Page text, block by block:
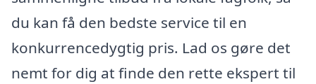
du kan få den bedste service til en
konkurrencedygtig pris. Lad os gøre det
nemt for dig at finde den rette ekspert til